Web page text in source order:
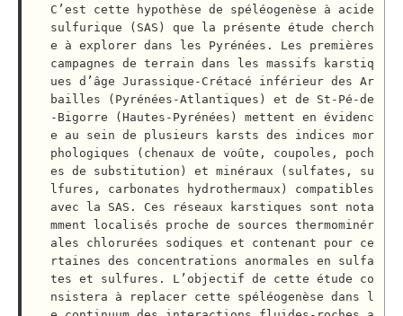
C’est cette hypothèse de spéléogenèse à acide
sulfurique (SAS) que la présente étude cherch
e à explorer dans les Pyrénées. Les premières
campagnes de terrain dans les massifs karstiq
ues d’âge Jurassique-Crétacé inférieur des Ar
bailles (Pyrénées-Atlantiques) et de St-Pé-de
-Bigorre (Hautes-Pyrénées) mettent en évidenc
e au sein de plusieurs karsts des indices mor
phologiques (chenaux de voûte, coupoles, poch
es de substitution) et minéraux (sulfates, su
lfures, carbonates hydrothermaux) compatibles
avec la SAS. Ces réseaux karstiques sont nota
mment localisés proche de sources thermominér
ales chlorurées sodiques et contenant pour ce
rtaines des concentrations anormales en sulfa
tes et sulfures. L’objectif de cette étude co
nsistera à replacer cette spéléogenèse dans l